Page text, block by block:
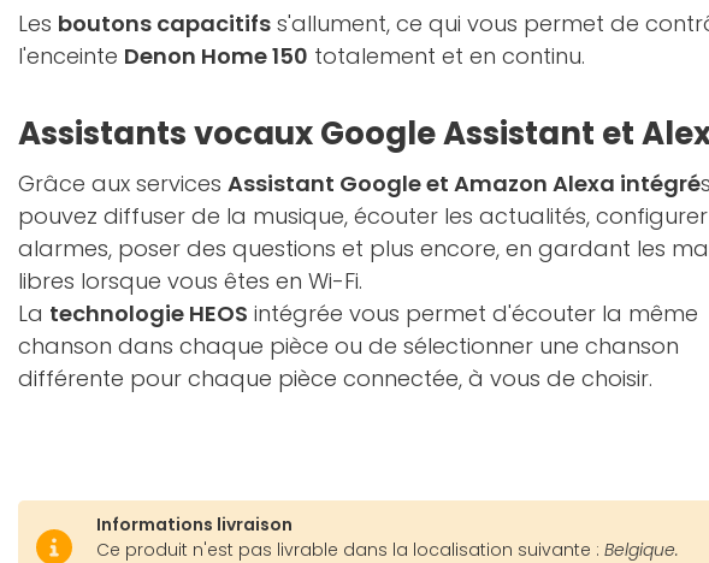
Les boutons capacitifs s'allument, ce qui vous permet de
l'enceinte Denon Home 150 totalement et en continu.
Assistants vocaux Google Assistant et
Grâce aux services Assistant Google et Amazon Alexa intégré
pouvez diffuser de la musique, écouter les actualités,
alarmes, poser des questions et plus encore, en gardant les
libres lorsque vous êtes en Wi-Fi.
La technologie HEOS intégrée vous permet d'écouter la même
chanson dans chaque pièce ou de sélectionner une chanson
différente pour chaque pièce connectée, à vous de choisir.
Informations livraison
Ce produit n'est pas livrable dans la localisation suivante : Belgique.